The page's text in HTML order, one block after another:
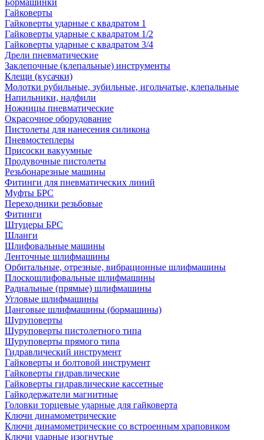
Бормашинки
Гайковерты
Гайковерты ударные с квадратом 1
Гайковерты ударные с квадратом 1/2
Гайковерты ударные с квадратом 3/4
Дрели пневматические
Заклепочные (клепальные) инструменты
Клещи (кусачки)
Молотки рубильные, зубильные, игольчатые, клепальные
Напильники, надфили
Ножницы пневматические
Окрасочное оборудование
Пистолеты для нанесения силикона
Пневмостеплеры
Присоски вакуумные
Продувочные пистолеты
Резьбонарезные машины
Фитинги для пневматических линий
Муфты БРС
Переходники резьбовые
Фитинги
Штуцеры БРС
Шланги
Шлифовальные машины
Ленточные шлифмашины
Орбитальные, отрезные, вибрационные шлифмашины
Плоскошлифовальные шлифмашины
Радиальные (прямые) шлифмашины
Угловые шлифмашины
Цанговые шлифмашины (бормашины)
Шуруповерты
Шуруповерты пистолетного типа
Шуруповерты прямого типа
Гидравлический инструмент
Гайковерты и болтовой инструмент
Гайковерты гидравлические
Гайковерты гидравлические кассетные
Гайкодержатели магнитные
Головки торцевые ударные для гайковерта
Ключи динамометрические
Ключи динамометрические со встроенным храповиком
Ключи ударные изогнутые